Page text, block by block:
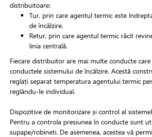
distribuitoare:
Tur, prin care agentul termic este
de încălzire.
Retur, prin care agentul termic răcit
linia centrală.
Fiecare distribuitor are mai multe conducte
conductele sistemului de încălzire. Acestă
reglați separat temperatura agentului termic
reglându-le individual.
Dispozitive de monitorizare și control al
Pentru a controla presiunea în conducte sunt
supape/robineti. De asemenea, acestea vă